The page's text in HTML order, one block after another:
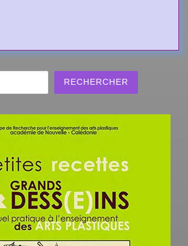
RECHERCHER